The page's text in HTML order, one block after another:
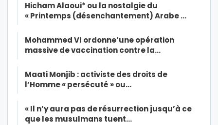
Hicham Alaoui* ou la nostalgie du
« Printemps (désenchantement) Arabe …
Mohammed VI ordonne’une opération
massive de vaccination contre la…
Maati Monjib : activiste des droits de
l’Homme « persécuté » ou…
« Il n’y aura pas de résurrection jusqu’à ce
que les musulmans tuent…